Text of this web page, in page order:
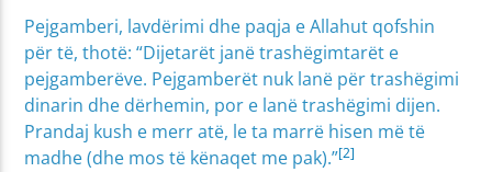
Pejgamberi, lavdërimi dhe paqja e Allahut qofshin
për të, thotë: “Dijetarët janë trashëgimtarët e
pejgamberëve. Pejgamberët nuk lanë për trashëgimi
dinarin dhe dërhemin, por e lanë trashëgimi dijen.
Prandaj kush e merr atë, le ta marrë hisen më të
madhe (dhe mos të kënaqet me pak).”[2]